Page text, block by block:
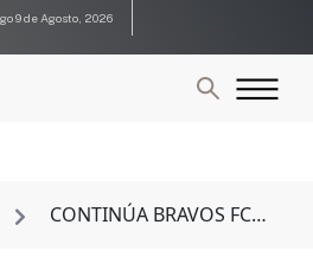
9 de Agosto, 2026

CONTINÚA BRAVOS FC